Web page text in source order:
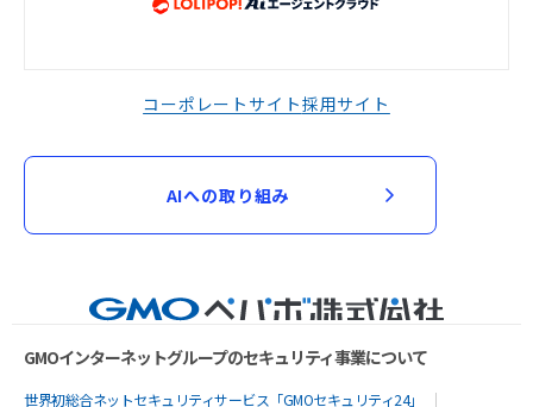
コーポレートサイト採用サイト
AIへの取り組み
GMOインターネットグループのセキュリティ事業について
世界初総合ネットセキュリティサービス「GMOセキュリティ24」